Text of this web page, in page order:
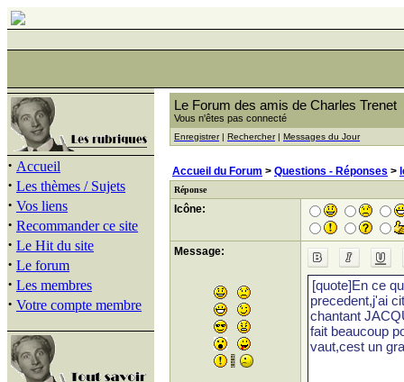
· Accueil
· Les thèmes / Sujets
· Vos liens
· Recommander ce site
· Le Hit du site
· Le forum
· Les membres
· Votre compte membre
Le Forum des amis de Charles Trenet
Vous n'êtes pas connecté
Enregistrer| Rechercher| Messages du Jour
Accueil du Forum > Questions - Réponses >
Réponse
Icône:
Message: